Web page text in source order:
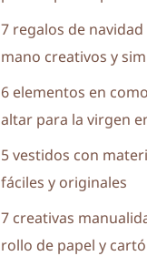
7 regalos de navidad
mano creativos y
6 elementos en
altar para la virgen
5 vestidos con
fáciles y originales
7 creativas
rollo de papel y